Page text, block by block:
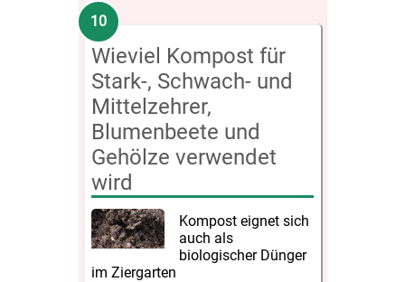
Wieviel Kompost für
Stark-, Schwach- und
Mittelzehrer,
Blumenbeete und
Gehölze verwendet
wird
Kompost eignet sich
auch als
biologischer Dünger
im Ziergarten